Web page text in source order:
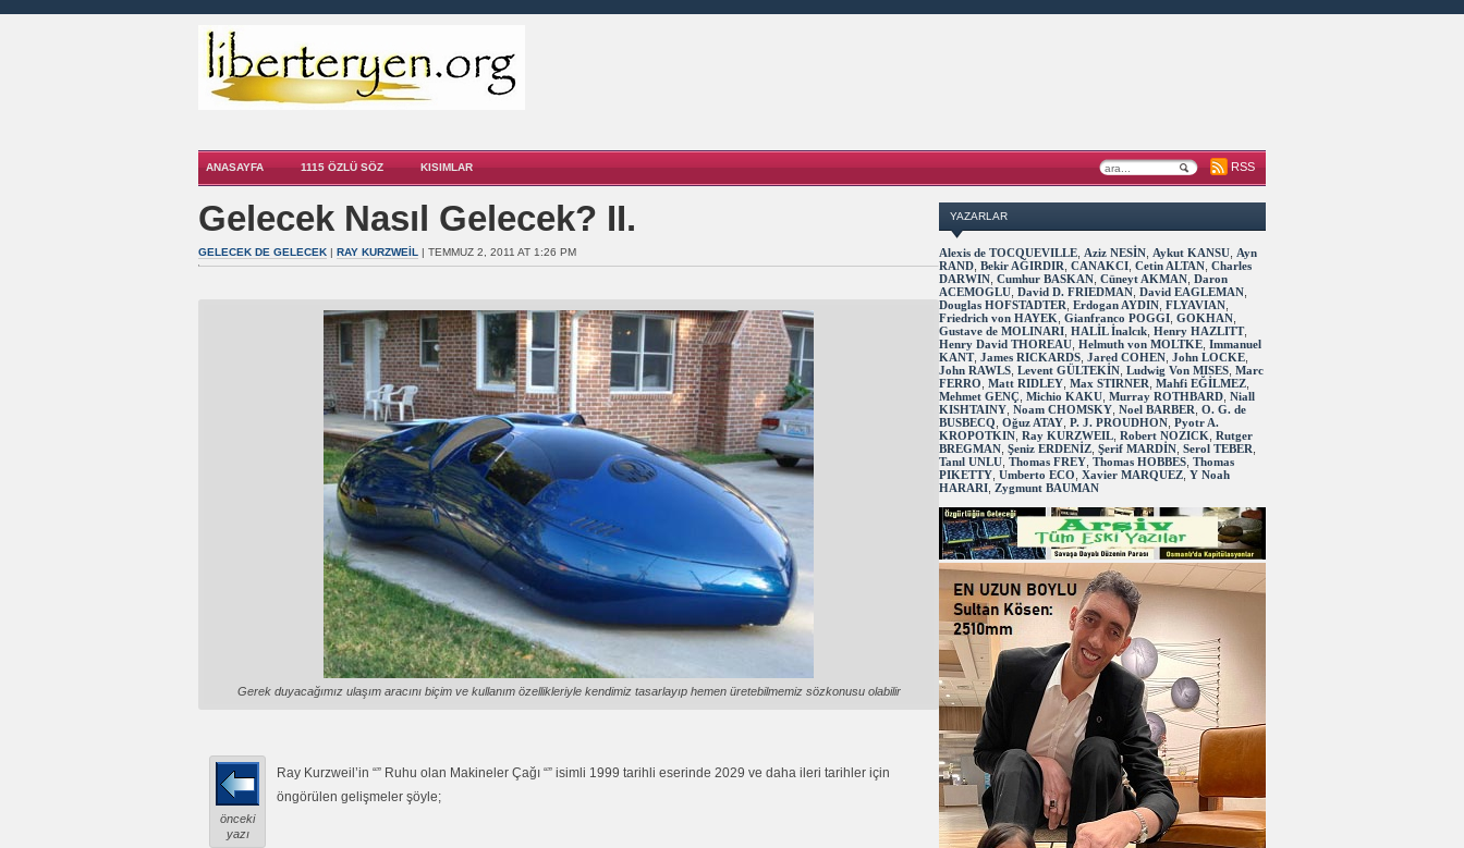
ANASAYFA 1115 ÖZLÜ SÖZ KISIMLAR RSS
Gelecek Nasıl Gelecek? II.
GELECEK DE GELECEK | RAY KURZWEIL | TEMMUZ 2, 2011 AT 1:26 PM
Gerek duyacağımız ulaşım aracını biçim ve kullanım özellikleriyle kendimiz tasarlayıp hemen üretebilmemiz sözkonusu olabilir
önceki
yazı
Ray Kurzweil’in “” Ruhu olan Makineler Çağı “” isimli 1999 tarihli eserinde 2029 ve daha ileri tarihler için
öngörülen gelişmeler şöyle;
YAZARLAR
Alexis de TOCQUEVILLE Aziz NESİN Aykut KANSU Ayn
RAND Bekir AĞIRDIR CANAKCI Cetin ALTAN Charles
DARWIN Cumhur BASKAN Cüneyt AKMAN Daron
ACEMOGLU David D. FRIEDMAN David EAGLEMAN
Douglas HOFSTADTER Erdogan AYDIN FLYAVIAN
Friedrich von HAYEK Gianfranco POGGI GOKHAN
Gustave de MOLINARI HALİL İnalcık Henry HAZLITT,
Henry David THOREAU Helmuth von MOLTKE Immanuel
KANT, James RICKARDS Jared COHEN John LOCKE
John RAWLS Levent GÜLTEKİN Ludwig Von MISES Marc
FERRO Matt RIDLEY Max STIRNER Mahfi EĞİLMEZ
Mehmet GENÇ Michio KAKU Murray ROTHBARD Niall
KISHTAINY Noam CHOMSKY Noel BARBER O. G. de
BUSBECQ Oğuz ATAY P. J. PROUDHON Pyotr A.
KROPOTKIN Ray KURZWEIL Robert NOZICK Rutger
BREGMAN Şeniz ERDENİZ Şerif MARDİN Serol TEBER
Tanıl UNLU Thomas FREY Thomas HOBBES Thomas
PIKETTY Umberto ECO Xavier MARQUEZ Y Noah
HARARI Zygmunt BAUMAN